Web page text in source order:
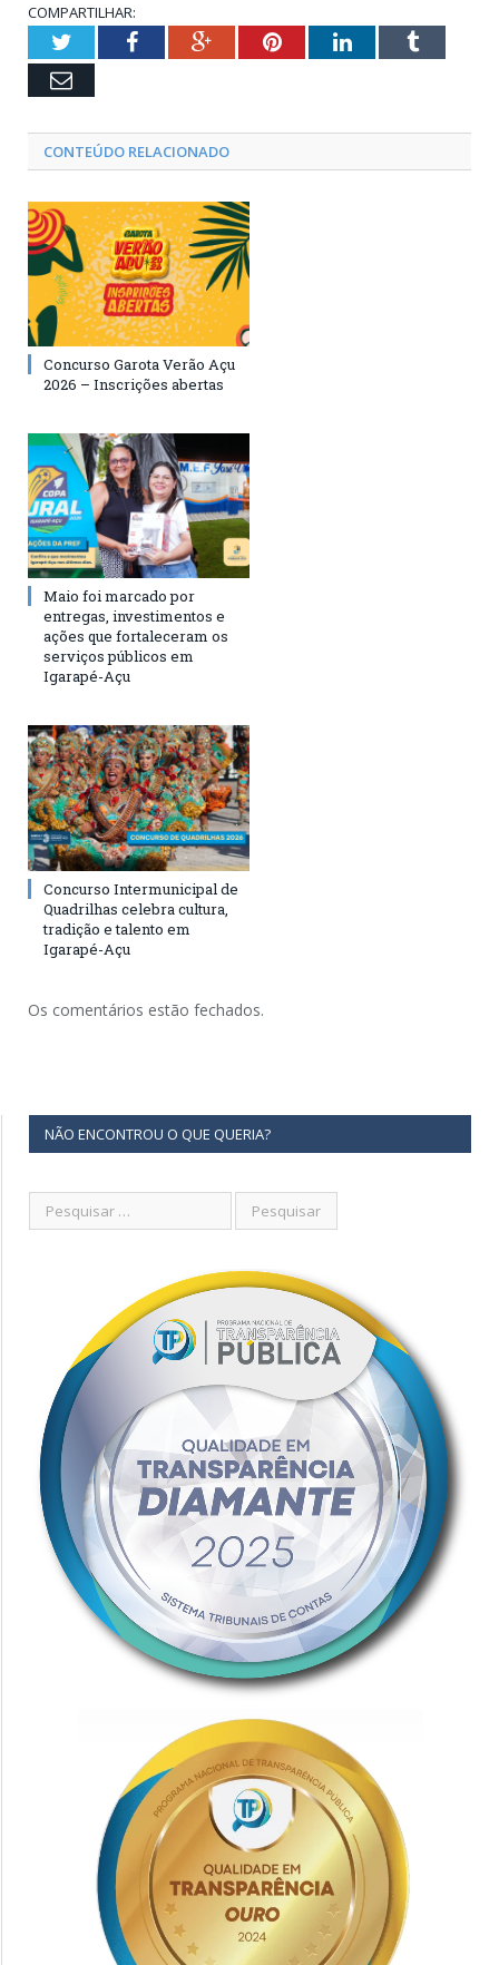
COMPARTILHAR:
TwitterFacebookGoogle+PinterestLinkedInTumblr
Email
CONTEÚDO RELACIONADO
Concurso Garota Verão Açu
2026 – Inscrições abertas
Maio foi marcado por
entregas, investimentos e
ações que fortaleceram os
serviços públicos em
Igarapé-Açu
Concurso Intermunicipal de
Quadrilhas celebra cultura,
tradição e talento em
Igarapé-Açu
Os comentários estão fechados.
NÃO ENCONTROU O QUE QUERIA?